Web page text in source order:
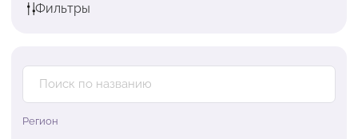
Фильтры
Регион